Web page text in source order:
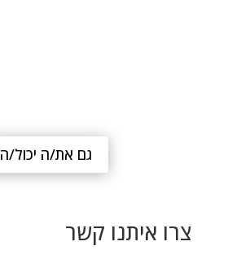
גם את/ה יכול/ה
צרו איתנו קשר